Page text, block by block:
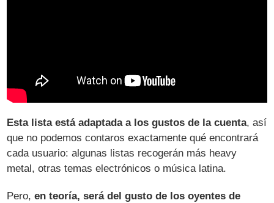
Esta lista está adaptada a los gustos de la cuenta, así
que no podemos contaros exactamente qué encontrará
cada usuario: algunas listas recogerán más heavy
metal, otras temas electrónicos o música latina.
Pero,en teoría, será del gusto de los oyentes de